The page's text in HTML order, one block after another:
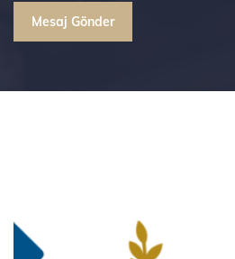
Mesaj Gönder